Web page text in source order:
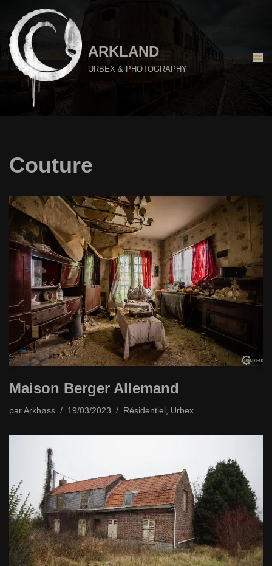
Aller
au
contenu
ARKLAND
URBEX & PHOTOGRAPHY
Couture
Maison Berger Allemand
par Arkhøss 19/03/2023 Résidentiel Urbex